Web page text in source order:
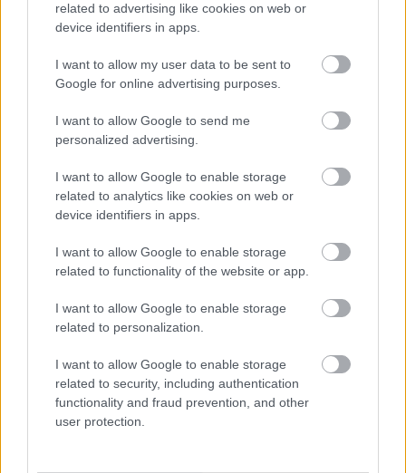
related to advertising like cookies on web or
device identifiers in apps.
I want to allow my user data to be sent to
Google for online advertising purposes.
I want to allow Google to send me
personalized advertising.
I want to allow Google to enable storage
related to analytics like cookies on web or
device identifiers in apps.
I want to allow Google to enable storage
related to functionality of the website or app.
I want to allow Google to enable storage
related to personalization.
I want to allow Google to enable storage
related to security, including authentication
functionality and fraud prevention, and other
user protection.
SZTÁRHÍREK
erős, én csak túlélő vagyok”